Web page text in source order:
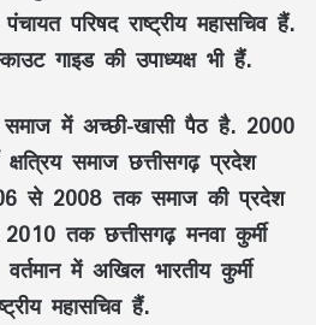
परिषद राष्ट्रीय महासचिव हैं.
गाइड की उपाध्यक्ष भी हैं.
समाज में अच्छी-खासी पैठ है. 2000
समाज छत्तीसगढ़ प्रदेश
से 2008 तक समाज की प्रदेश
तक छत्तीसगढ़ मनवा कुर्मी
में अखिल भारतीय कुर्मी
महासचिव हैं.